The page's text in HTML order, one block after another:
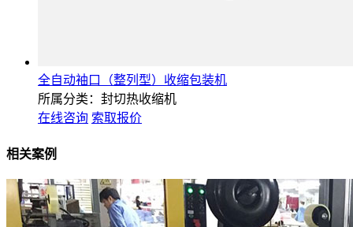
全自动袖口（整列型）收缩包装机
所属分类：封切热收缩机
在线咨询 索取报价
相关案例